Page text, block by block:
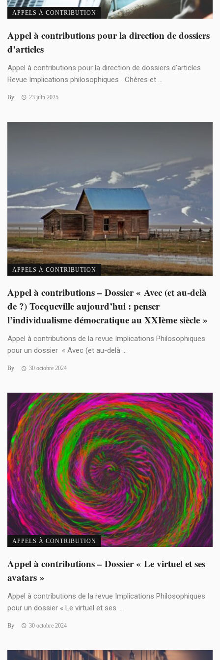
APPELS À CONTRIBUTION
Appel à contributions pour la direction de dossiers
d’articles
Appel à contributions pour la direction de dossiers d’articles
Revue Implications philosophiques Chères et ...
By 23 juin 2025
APPELS À CONTRIBUTION
Appel à contributions – Dossier « Avec (et au-delà
de ?) Tocqueville aujourd’hui : penser
l’individualisme démocratique au XXIème siècle »
Appel à contributions de la revue Implications Philosophiques
pour un dossier « Avec (et au-delà ...
By 30 octobre 2024
APPELS À CONTRIBUTION
Appel à contributions – Dossier « Le virtuel et ses
avatars »
Appel à contributions de la revue Implications Philosophiques
pour un dossier « Le virtuel et ses ...
By 30 octobre 2024